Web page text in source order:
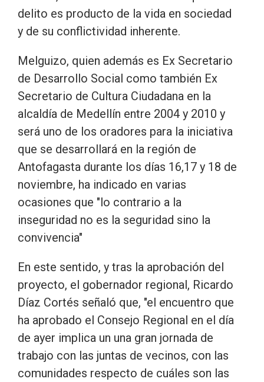
delito es producto de la vida en sociedad
y de su conflictividad inherente.
Melguizo, quien además es Ex Secretario
de Desarrollo Social como también Ex
Secretario de Cultura Ciudadana en la
alcaldía de Medellín entre 2004 y 2010 y
será uno de los oradores para la iniciativa
que se desarrollará en la región de
Antofagasta durante los días 16,17 y 18 de
noviembre, ha indicado en varias
ocasiones que "lo contrario a la
inseguridad no es la seguridad sino la
convivencia"
En este sentido, y tras la aprobación del
proyecto, el gobernador regional, Ricardo
Díaz Cortés señaló que, "el encuentro que
ha aprobado el Consejo Regional en el día
de ayer implica un una gran jornada de
trabajo con las juntas de vecinos, con las
comunidades respecto de cuáles son las